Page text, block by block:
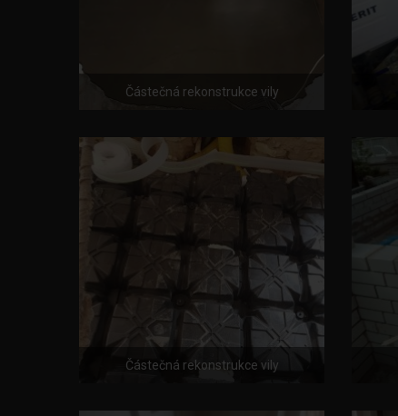
Částečná rekonstrukce vily
Částečná rekonstrukce vily